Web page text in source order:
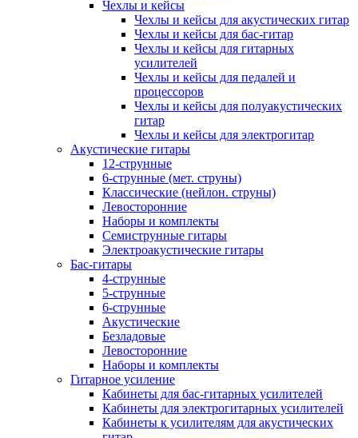
Чехлы и кейсы
Чехлы и кейсы для акустических гитар
Чехлы и кейсы для бас-гитар
Чехлы и кейсы для гитарных
усилителей
Чехлы и кейсы для педалей и
процессоров
Чехлы и кейсы для полуакустических
гитар
Чехлы и кейсы для электрогитар
Акустические гитары
12-струнные
6-струнные (мет. струны)
Классические (нейлон. струны)
Левосторонние
Наборы и комплекты
Семиструнные гитары
Электроакустические гитары
Бас-гитары
4-струнные
5-струнные
6-струнные
Акустические
Безладовые
Левосторонние
Наборы и комплекты
Гитарное усиление
Кабинеты для бас-гитарных усилителей
Кабинеты для электрогитарных усилителей
Кабинеты к усилителям для акустических